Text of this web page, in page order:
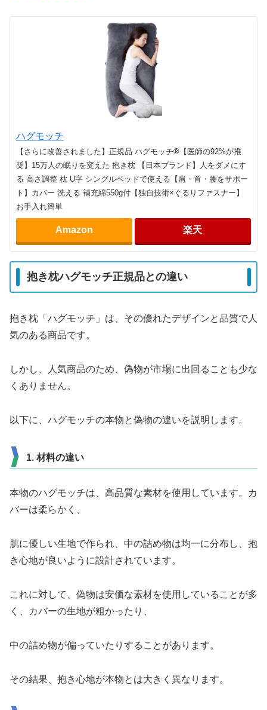
ハグモッチ
【さらに改善されました】正規品 ハグモッチ®【医師の92%が推
奨】15万人の眠りを変えた 抱き枕 【日本ブランド】人をダメにす
る 高さ調整 枕 U字 シングルベッドで使える【肩・首・腰をサポー
ト】カバー 洗える 補充綿550g付【独自技術×ぐるりファスナー】
お手入れ簡単
Amazon 楽天
抱き枕ハグモッチ正規品との違い
抱き枕「ハグモッチ」は、その優れたデザインと品質で人
気のある商品です。
しかし、人気商品のため、偽物が市場に出回ることも少な
くありません。
以下に、ハグモッチの本物と偽物の違いを説明します。
1. 材料の違い
本物のハグモッチは、高品質な素材を使用しています。カ
バーは柔らかく、
肌に優しい生地で作られ、中の詰め物は均一に分布し、抱
き心地が良いように設計されています。
これに対して、偽物は安価な素材を使用していることが多
く、カバーの生地が粗かったり、
中の詰め物が偏っていたりすることがあります。
その結果、抱き心地が本物とは大きく異なります。